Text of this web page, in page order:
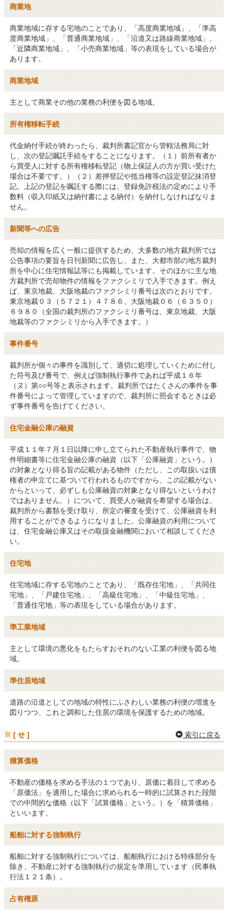
商業地
商業地域に存する宅地のことであり、「高度商業地域」、「準高
度商業地域」、「普通商業地域」、「沿道又は路線商業地域」、
「近隣商業地域」、「小売商業地域」等の表現をしている場合が
あります。
商業地域
主として商業その他の業務の利便を図る地域。
所有権移転手続
代金納付手続が終わったら、裁判所書記官から管轄法務局に対
し、次の登記嘱託手続をすることになります。（１）前所有者か
ら買受人に対する所有権移転登記（物上保証人の方が買い受けた
場合は不要です。）（２）差押登記や抵当権等の設定登記抹消登
記。上記の登記を嘱託する際には、登録免許税法の定めにより手
数料（収入印紙又は納付書による納付）を納付しなければなりま
せん。
新聞等への広告
売却の情報を広く一般に提供するため、大多数の地方裁判所では
公告事項の要旨を日刊新聞に広告し、また、大都市部の地方裁判
所を中心に住宅情報誌等にも掲載しています。そのほかに主な地
方裁判所で売却物件の情報をファクシミリで入手できます。例え
ば、東京地裁、大阪地裁のファクシミリ番号は次のとおりです。
東京地裁０３（５７２１）４７８６、大阪地裁０６（６３５０）
６９８０（全国の裁判所のファクシミリ番号は、東京地裁、大阪
地裁等のファクシミリから入手できます。）
事件番号
裁判所が個々の事件を識別して、適切に処理していくために付し
た符号及び番号で、例えば強制執行事件であれば平成１６年
（ヌ）第○○号等と表示されます。裁判所ではたくさんの事件を事
件番号によって管理していますので、裁判所に照会するときは必
ず事件番号を告げてください。
住宅金融公庫の融資
平成１１年７月１日以降に申し立てられた不動産執行事件で、物
件明細書等に住宅金融公庫の融資（以下「公庫融資」という。）
の対象となり得る旨の記載がある物件（ただし、この取扱いは債
権者の申立てに基づいて行われるものですから、この記載がない
からといって、必ずしも公庫融資の対象となり得ないというわけ
ではありません。）について、買受人が融資を希望する場合は、
裁判所から書類を受け取り、所定の審査を受けて、公庫融資を利
用することができるようになりました。公庫融資の利用について
は、住宅金融公庫又はその取扱金融機関において相談してくださ
い。
住宅地
住宅地域に存する宅地のことであり、「既存住宅地」、「共同住
宅地」、「戸建住宅地」、「高級住宅地」、「中級住宅地」、
「普通住宅地」等の表現をしている場合があります。
準工業地域
主として環境の悪化をもたらすおそれのない工業の利便を図る地
域。
準住居地域
道路の沿道としての地域の特性にふさわしい業務の利便の増進を
図りつつ、これと調和した住居の環境を保護するための地域。
[ せ ] 索引に戻る
積算価格
不動産の価格を求める手法の１つであり、原価に着目して求める
「原価法」を適用した場合に求められる一時的に試算された段階
での中間的な価格（以下「試算価格」という。）を「積算価格」
といいます。
船舶に対する強制執行
船舶に対する強制執行については、船舶執行における特殊部分を
除き、不動産に対する強制執行の規定を準用しています（民事執
行法１２１条）。
占有権原